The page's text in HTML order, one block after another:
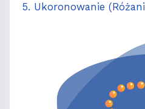
5. Ukoronowanie